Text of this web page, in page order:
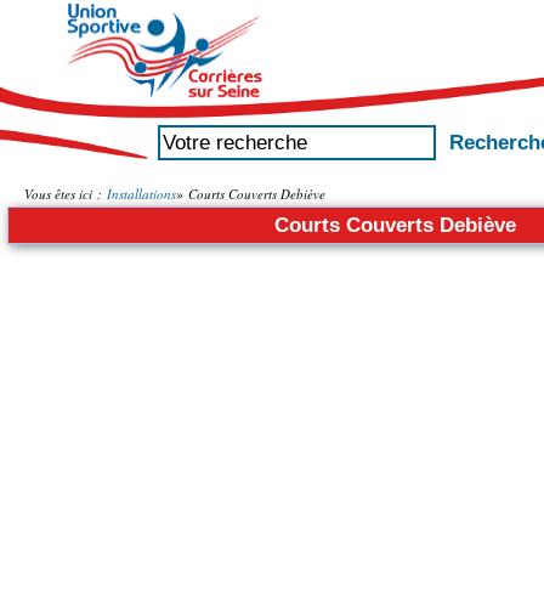
Vous êtes ici : Installations» Courts Couverts Debiève
Courts Couverts Debiève